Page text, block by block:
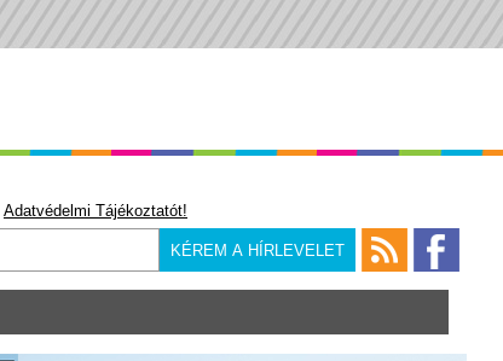
Adatvédelmi Tájékoztatót!